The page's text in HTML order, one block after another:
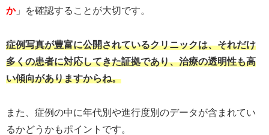
か」を確認することが大切です。
症例写真が豊富に公開されているクリニックは、それだけ
多くの患者に対応してきた証拠であり、治療の透明性も高
い傾向がありますからね。
また、症例の中に年代別や進行度別のデータが含まれてい
るかどうかもポイントです。